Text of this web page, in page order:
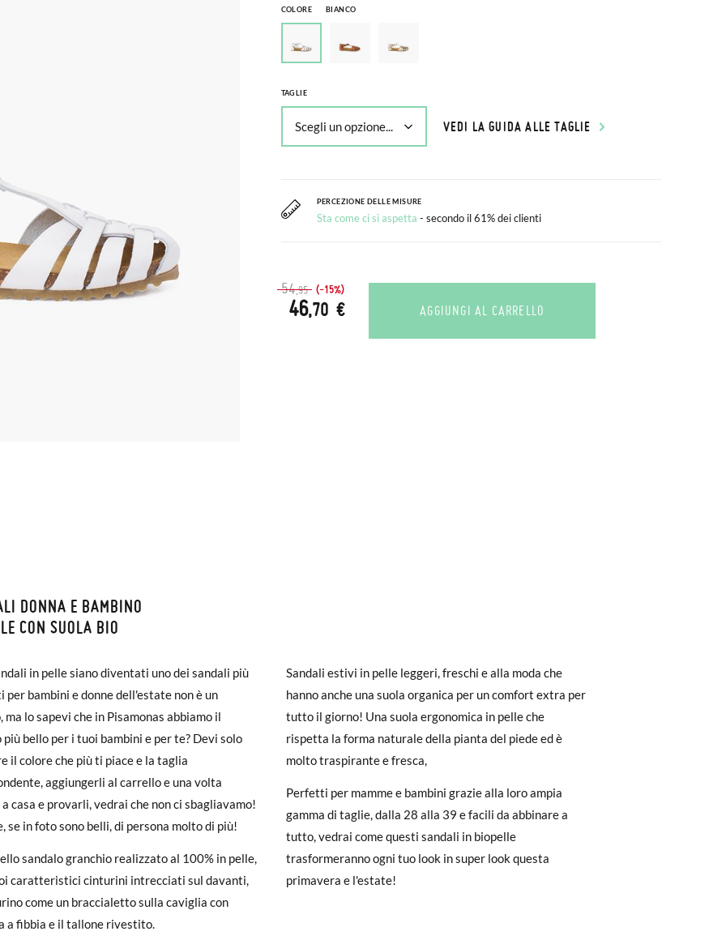
COLORE BIANCO
TAGLIE
VEDI LA GUIDA ALLE TAGLIE
PERCEZIONE DELLE MISURE
Sta come ci si aspetta - secondo il 61% dei clienti
54,95 (-15%)
46,70 € AGGIUNGI AL CARRELLO
DONNA E BAMBINO
CON SUOLA BIO
in pelle siano diventati uno dei sandali più
per bambini e donne dell'estate non è un
ma lo sapevi che in Pisamonas abbiamo il
più bello per i tuoi bambini e per te? Devi solo
il colore che più ti piace e la taglia
aggiungerli al carrello e una volta
casa e provarli, vedrai che non ci sbagliavamo!
se in foto sono belli, di persona molto di più!
sandalo granchio realizzato al 100% in pelle,
caratteristici cinturini intrecciati sul davanti,
come un braccialetto sulla caviglia con
a fibbia e il tallone rivestito.
Sandali estivi in pelle leggeri, freschi e alla moda che
hanno anche una suola organica per un comfort extra per
tutto il giorno! Una suola ergonomica in pelle che
rispetta la forma naturale della pianta del piede ed è
molto traspirante e fresca,
Perfetti per mamme e bambini grazie alla loro ampia
gamma di taglie, dalla 28 alla 39 e facili da abbinare a
tutto, vedrai come questi sandali in biopelle
trasformeranno ogni tuo look in super look questa
primavera e l'estate!
E RESI
da 4 a 5 giorni lavorativi per arrivare tramite corriere. Ti preghiamo di notare che l'ordine deve essere
prima delle 15:00, altrimenti verrà spedito il giorno successivo.
arrivano e non sono esattamente quello che cercavi, puoi richiedere facilmente un reso gratuito.
account, ti basta accedere per avviare la procedura. Se hai effettuato il pagamento come ospite, visita la
deiResie inserisci il numero d'ordine e l'indirizzo e-mail utilizzato per l'acquisto. Un'etichetta di reso
inviata automaticamente alla tua casella di posta.
un articolo, ti preghiamo di restituire il paio originale utilizzando l'etichetta fornita presso qualsiasi
Poste Italiane e di effettuare un nuovo ordine per la taglia o il modello desiderato.
con la misura del piede del tuo bimbo o con la suola interna di altre scarpe che ha, non con la suola
28 29 30 31 34 35 36 37
21,7 22,4 23,0 23,7 24,4 25,1 25,8